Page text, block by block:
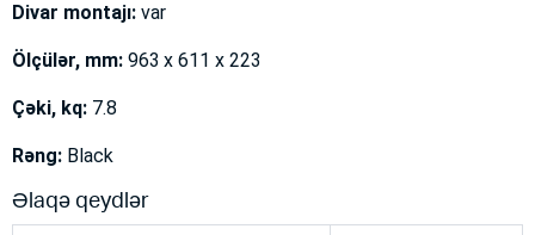
Divar montajı:var
Ölçülər, mm:963 x 611 x 223
Çəki, kq:7.8
Rəng:Black
Əlaqə qeydlər